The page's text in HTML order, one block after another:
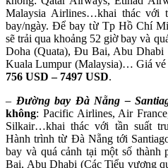
Malaysia Airlines…khai thác với
bay/ngày. Để bay từ Tp Hồ Chí
sẽ trải qua khoảng 52 giờ bay và
Doha (Quata), Đu Bai, Abu
Kuala Lumpur (Malaysia)… Giá vé
756 USD – 7497 USD.
– Đường bay Đà Nẵng –
không: Pacific Airlines, Air
Silkair…khai thác với tần suất
Hành trình từ Đà Nẵng tới
bay và quá cảnh tại một số
Bai, Abu Dhabi (Các Tiểu vương